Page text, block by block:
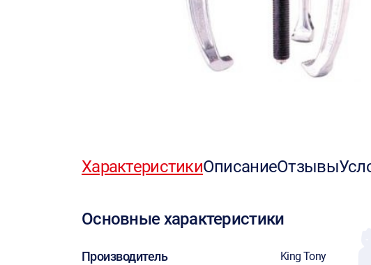
ХарактеристикиОписаниеОтзывы
Основные характеристики
Производитель King Tony